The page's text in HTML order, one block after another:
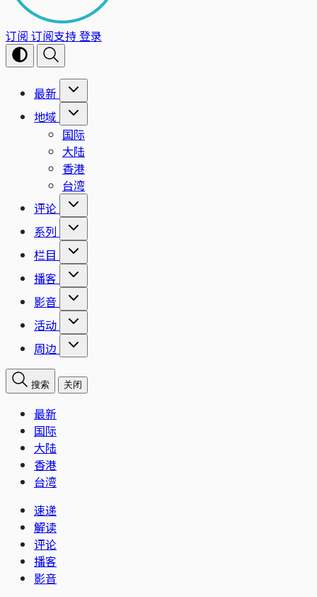
订阅 订阅支持登录
最新
地域
国际
大陆
香港
台湾
评论
系列
栏目
播客
影音
活动
周边
搜索 关闭
最新
国际
大陆
香港
台湾
速递
解读
评论
播客
影音